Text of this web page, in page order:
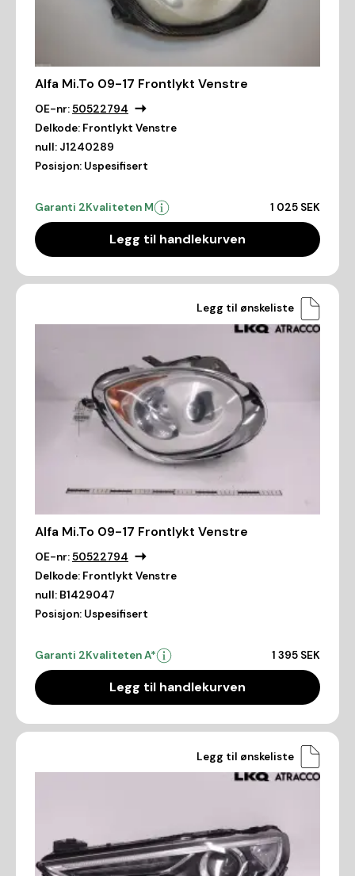
Alfa Mi.To 09-17 Frontlykt Venstre
OE-nr:50522794
Delkode: Frontlykt Venstre
null: J1240289
Posisjon: Uspesifisert
Garanti 2Kvaliteten M 1 025 SEK
Legg til handlekurven
Legg til ønskeliste
Alfa Mi.To 09-17 Frontlykt Venstre
OE-nr:50522794
Delkode: Frontlykt Venstre
null: B1429047
Posisjon: Uspesifisert
Garanti 2Kvaliteten A* 1 395 SEK
Legg til handlekurven
Legg til ønskeliste